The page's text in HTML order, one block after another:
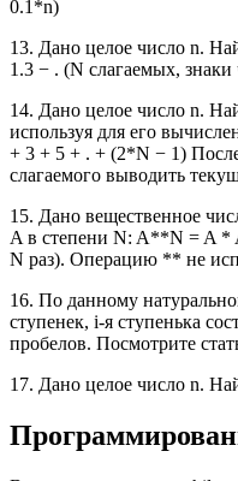
0.1*n)
13. Дано целое число n.
1.3 − . (N слагаемых, знаки
14. Дано целое число n.
используя для его
+ 3 + 5 + . + (2*N − 1)
слагаемого выводить
15. Дано вещественное
A в степени N: A**N = A *
N раз). Операцию ** не
16. По данному
ступенек, i-я ступенька
пробелов. Посмотрите
17. Дано целое число n.